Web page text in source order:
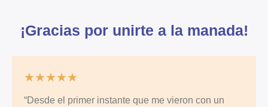
¡Gracias por unirte a la manada!
★★★★★
“Desde el primer instante que me vieron con un